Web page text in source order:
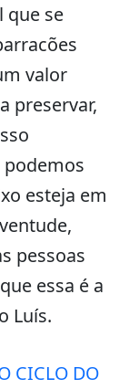
que se
valor
preservar,
podemos
esteja em
pessoas
essa é a
Luís.
CICLO DO